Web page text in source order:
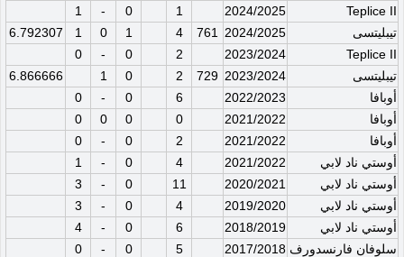
Teplice II
2024/2025
1
0
-
1
تيبليتسى
2024/2025
761
4
1
0
1
6.792307
Teplice II
2023/2024
2
0
-
0
تيبليتسى
2023/2024
729
2
0
1
6.866666
أوبافا
2022/2023
6
0
-
0
أوبافا
2021/2022
0
0
0
0
أوبافا
2021/2022
2
0
-
0
أوستي ناد لابي
2021/2022
4
0
-
1
أوستي ناد لابي
2020/2021
11
0
-
3
أوستي ناد لابي
2019/2020
4
0
-
3
أوستي ناد لابي
2018/2019
6
0
-
4
سلوفان فارنسدورف 2017/2018
5
0
-
0